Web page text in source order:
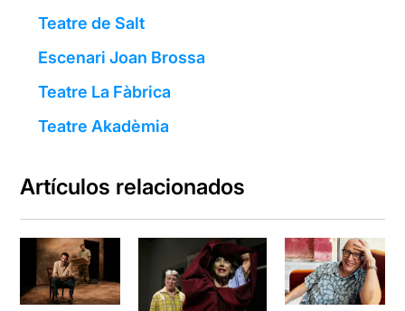
Teatre de Salt
Escenari Joan Brossa
Teatre La Fàbrica
Teatre Akadèmia
Artículos relacionados